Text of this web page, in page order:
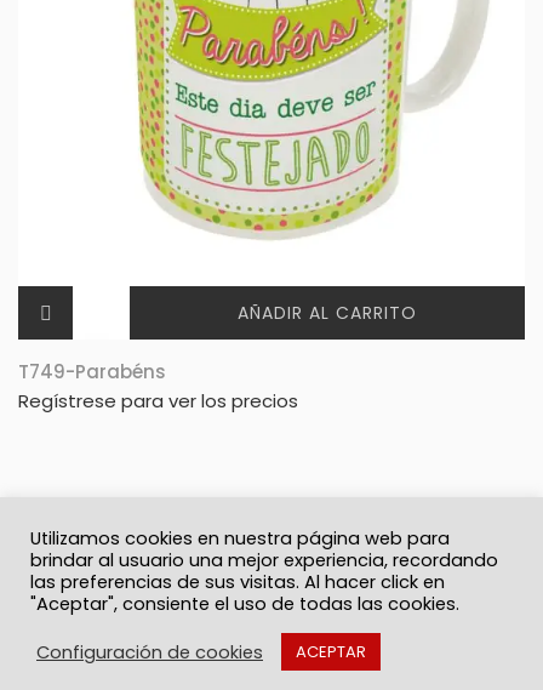
AÑADIR AL CARRITO
T749-Parabéns
Regístrese para ver los precios
© 2026 Solo Recuerdos
Política de privacidad Términos y Condiciones
Utilizamos cookies en nuestra página web para
brindar al usuario una mejor experiencia, recordando
las preferencias de sus visitas. Al hacer click en
"Aceptar", consiente el uso de todas las cookies.
Configuración de cookies
ACEPTAR